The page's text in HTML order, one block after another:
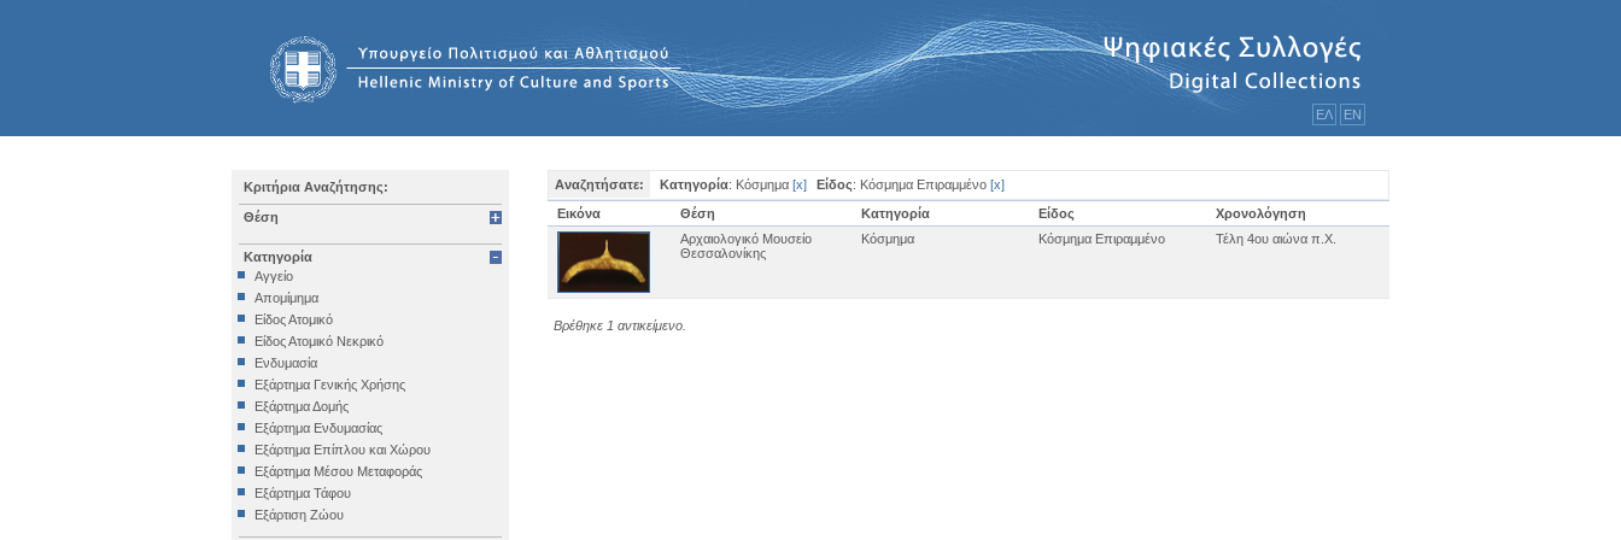
ΕΛ ΕΝ
Κριτήρια Αναζήτησης:
Θέση
Κατηγορία
Αγγείο
Απομίμημα
Είδος Ατομικό
Είδος Ατομικό Νεκρικό
Ενδυμασία
Εξάρτημα Γενικής Χρήσης
Εξάρτημα Δομής
Εξάρτημα Ενδυμασίας
Εξάρτημα Επίπλου και Χώρου
Εξάρτημα Μέσου Μεταφοράς
Εξάρτημα Τάφου
Εξάρτιση Ζώου
Επιγραφή Iδιωτική
Αναζητήσατε: Κατηγορία: Κόσμημα [x] Είδος: Κόσμημα Επιραμμένο [x]
Εικόνα
Θέση Κατηγορία Είδος
Χρονολόγηση
Αρχαιολογικό Μουσείο
Θεσσαλονίκης
Κόσμημα Κόσμημα Επιραμμένο Τέλη 4ου αιώνα π.Χ.
Βρέθηκε 1 αντικείμενο.